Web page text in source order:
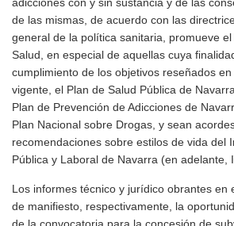
de las mismas, de acuerdo con las
general de la política sanitaria, promueve
Salud, en especial de aquellas cuya
cumplimiento de los objetivos reseñados
vigente, el Plan de Salud Pública de
Plan de Prevención de Adicciones de
Plan Nacional sobre Drogas, y sean
recomendaciones sobre estilos de vida del
Pública y Laboral de Navarra (en adelante,
Los informes técnico y jurídico obrantes en
de manifiesto, respectivamente, la